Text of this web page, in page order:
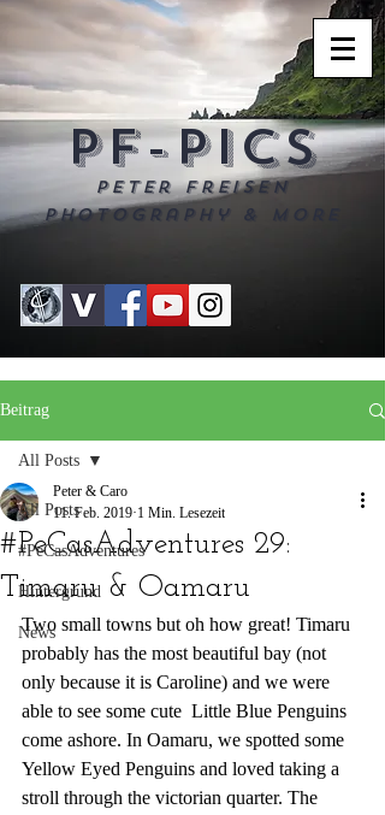
PF-PICS
Peter Freisen
Photography & more
Beitrag
All Posts
#PeCasAdventures
Hintergrund
News
All Posts
#PeCasAdventures 29:
Timaru & Oamaru
Peter & Caro
11. Feb. 2019 1 Min. Lesezeit
Two small towns but oh how great! Timaru
probably has the most beautiful bay (not
only because it is Caroline) and we were
able to see some cute  Little Blue Penguins
come ashore. In Oamaru, we spotted some
Yellow Eyed Penguins and loved taking a
stroll through the victorian quarter. The